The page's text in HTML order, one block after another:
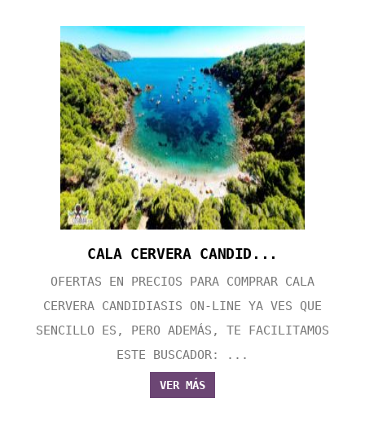
CALA CERVERA CANDID...
OFERTAS EN PRECIOS PARA COMPRAR CALA
CERVERA CANDIDIASIS ON-LINE YA VES QUE
SENCILLO ES, PERO ADEMÁS, TE FACILITAMOS
ESTE BUSCADOR: ...
VER MÁS